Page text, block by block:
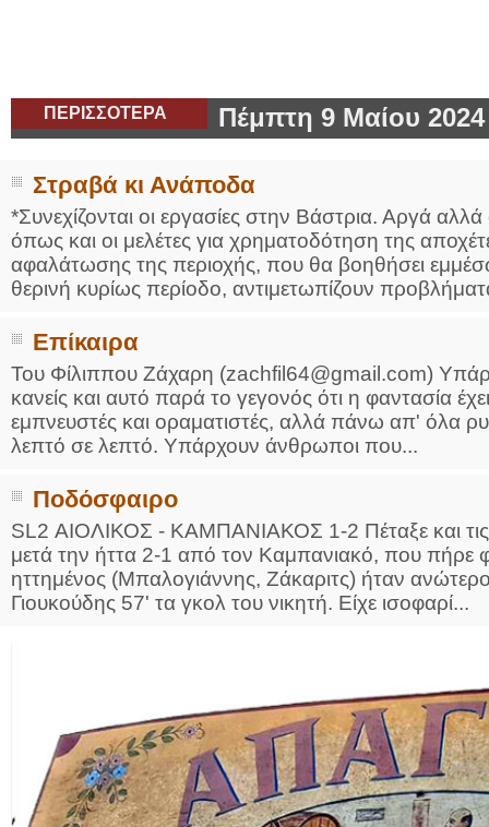
ΠΕΡΙΣΣΟΤΕΡΑ Πέμπτη 9 Μαίου 2024
Στραβά κι Ανάποδα
*Συνεχίζονται οι εργασίες στην Βάστρια. Αργά
όπως και οι μελέτες για χρηματοδότηση της
αφαλάτωσης της περιοχής, που θα βοηθήσει
θερινή κυρίως περίοδο, αντιμετωπίζουν
Επίκαιρα
Του Φίλιππου Ζάχαρη (zachfil64@gmail.com)
κανείς και αυτό παρά το γεγονός ότι η φαντασία
εμπνευστές και οραματιστές, αλλά πάνω απ' όλα
λεπτό σε λεπτό. Υπάρχουν άνθρωποι που...
Ποδόσφαιρο
SL2 ΑΙΟΛΙΚΟΣ - ΚΑΜΠΑΝΙΑΚΟΣ 1-2 Πέταξε και τις
μετά την ήττα 2-1 από τον Καμπανιακό, που πήρε
ηττημένος (Μπαλογιάννης, Ζάκαριτς) ήταν
Γιουκούδης 57' τα γκολ του νικητή. Είχε ισοφαρί...